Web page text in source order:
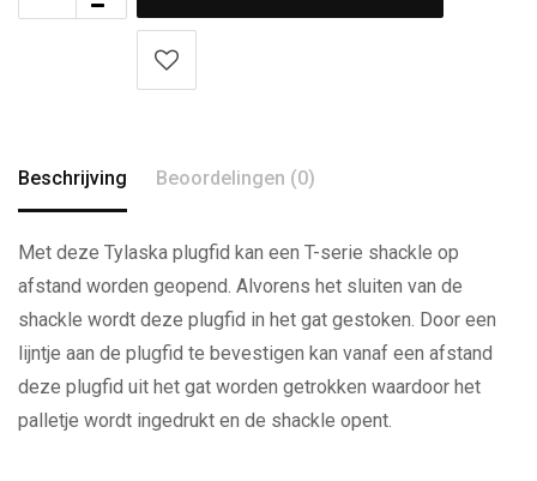
Beschrijving Beoordelingen (0)
Met deze Tylaska plugfid kan een T-serie shackle op
afstand worden geopend. Alvorens het sluiten van de
shackle wordt deze plugfid in het gat gestoken. Door een
lijntje aan de plugfid te bevestigen kan vanaf een afstand
deze plugfid uit het gat worden getrokken waardoor het
palletje wordt ingedrukt en de shackle opent.